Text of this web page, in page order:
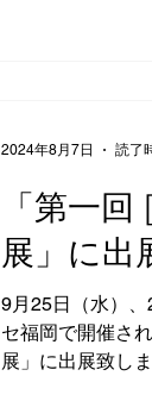
小企業がそれぞ
て宇宙産業に参
組みが高く評価
業の新たなロー
振興に貢献して
設された「地域
出いただきまし
わたる私たちの
「第一
展」に出
9月25日（水）
セ福岡で開催さ
展」に出展致し
2024年8月7日 読了